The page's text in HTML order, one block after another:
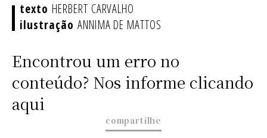
HERBERT CARVALHO
ANNIMA DE MATTOS
Encontrou um erro no
conteúdo? Nos informe clicando
aqui
compartilhe